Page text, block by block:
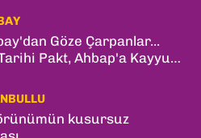
Göze Çarpanlar...
Pakt, Ahbap'a Kayyum
kusursuz